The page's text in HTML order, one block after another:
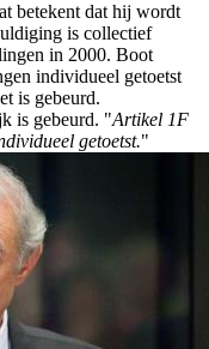
betekent dat hij wordt
is collectief
in 2000. Boot
individueel getoetst
is gebeurd.
is gebeurd. "Artikel 1F
getoetst."